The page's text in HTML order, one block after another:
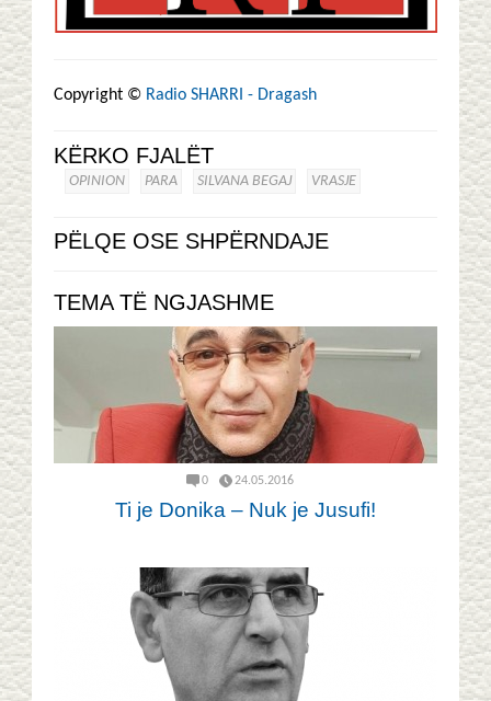
Copyright © Radio SHARRI - Dragash
KËRKO FJALËT
OPINION PARA SILVANA BEGAJ VRASJE
PËLQE OSE SHPËRNDAJE
TEMA TË NGJASHME
0 24.05.2016
Ti je Donika – Nuk je Jusufi!